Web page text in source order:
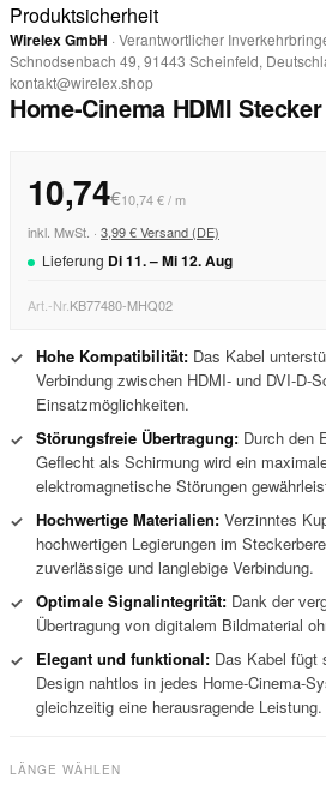
Produktsicherheit
Wirelex GmbH · Verantwortlicher
Schnodsenbach 49, 91443 Scheinfeld,
kontakt@wirelex.shop
Home-Cinema HDMI
10,74€10,74 € / m
inkl. MwSt. · 3,99 € Versand (DE)
Lieferung Di11. –Mi12.Aug
Art.-Nr.KB77480-MHQ02
✓ Hohe Kompatibilität: Das Kabel
Verbindung zwischen HDMI- und DVI-D-
Einsatzmöglichkeiten.
✓ Störungsfreie Übertragung: Durch den
Geflecht als Schirmung wird ein
elektromagnetische Störungen
✓ Hochwertige Materialien: Verzinntes
hochwertigen Legierungen im
zuverlässige und langlebige Verbindung.
✓ Optimale Signalintegrität: Dank der
Übertragung von digitalem Bildmaterial
✓
Elegant und funktional: Das Kabel fügt
Design nahtlos in jedes Home-Cinema-
gleichzeitig eine herausragende Leistung.
LÄNGE WÄHLEN